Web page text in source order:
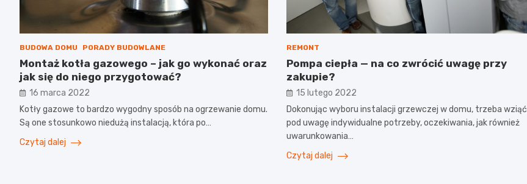
BUDOWA DOMU PORADY BUDOWLANE
Montaż kotła gazowego – jak go wykonać oraz
jak się do niego przygotować?
16 marca 2022
Kotły gazowe to bardzo wygodny sposób na ogrzewanie domu.
Są one stosunkowo niedużą instalacją, która po…
Czytaj dalej
REMONT
Pompa ciepła — na co zwrócić uwagę przy
zakupie?
15 lutego 2022
Dokonując wyboru instalacji grzewczej w domu, trzeba wziąć
pod uwagę indywidualne potrzeby, oczekiwania, jak również
uwarunkowania…
Czytaj dalej